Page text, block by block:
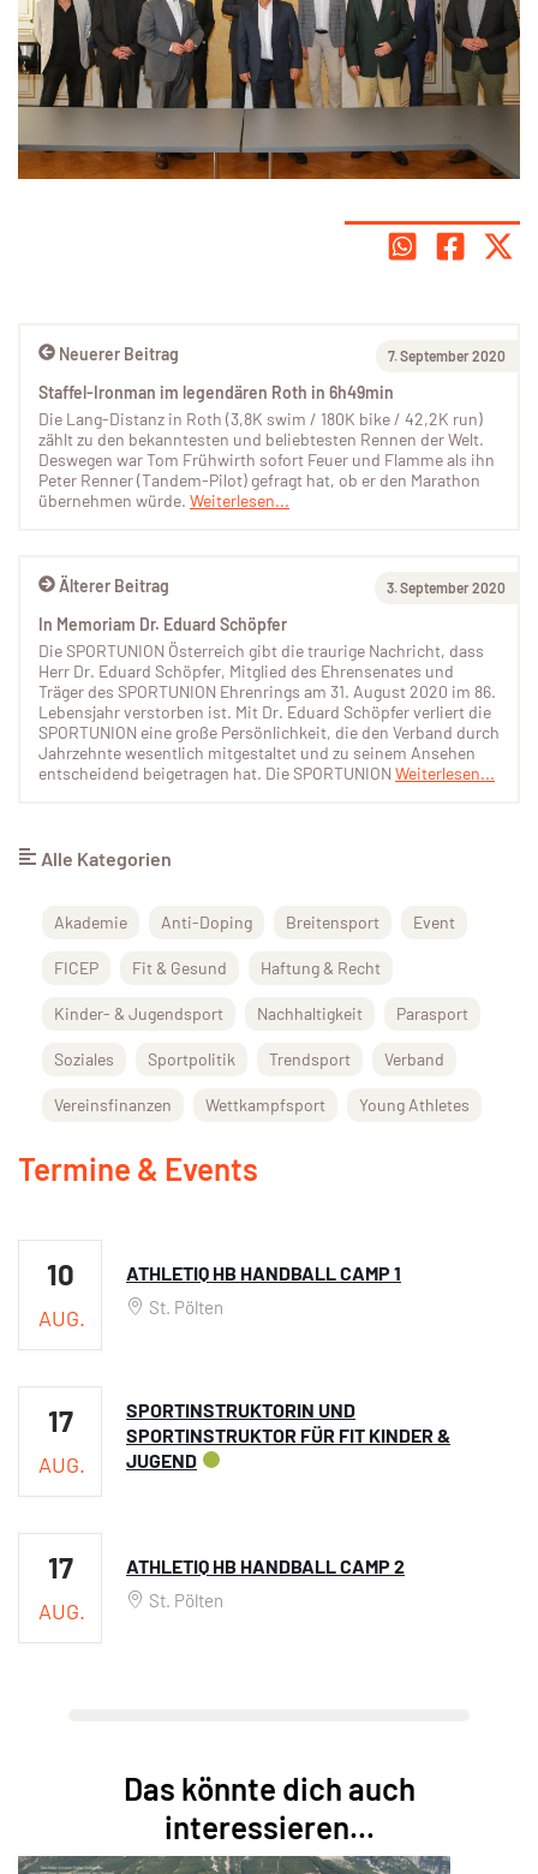
Älterer Beitrag 3. September 2020
In Memoriam Dr. Eduard Schöpfer
Die SPORTUNION Österreich gibt die traurige Nachricht, dass
Herr Dr. Eduard Schöpfer, Mitglied des Ehrensenates und
Träger des SPORTUNION Ehrenrings am 31. August 2020 im 86.
Lebensjahr verstorben ist. Mit Dr. Eduard Schöpfer verliert die
SPORTUNION eine große Persönlichkeit, die den Verband durch
Jahrzehnte wesentlich mitgestaltet und zu seinem Ansehen
entscheidend beigetragen hat. Die SPORTUNION Weiterlesen...
Neuerer Beitrag 7. September 2020
Staffel-Ironman im legendären Roth in 6h49min
Die Lang-Distanz in Roth (3,8K swim / 180K bike / 42,2K run)
zählt zu den bekanntesten und beliebtesten Rennen der Welt.
Deswegen war Tom Frühwirth sofort Feuer und Flamme als ihn
Peter Renner (Tandem-Pilot) gefragt hat, ob er den Marathon
übernehmen würde. Weiterlesen...
Alle Kategorien
Akademie Anti-Doping Breitensport Event
FICEP Fit & Gesund Haftung & Recht
Kinder- & Jugendsport Nachhaltigkeit Parasport
Soziales Sportpolitik Trendsport Verband
Vereinsfinanzen Wettkampfsport Young Athletes
Termine & Events
10
AUG.
ATHLETIQ HB HANDBALL CAMP 1
St. Pölten
17
AUG.
SPORTINSTRUKTORIN UND
SPORTINSTRUKTOR FÜR FIT KINDER &
JUGEND
17
AUG.
ATHLETIQ HB HANDBALL CAMP 2
St. Pölten
Das könnte dich auch
interessieren...